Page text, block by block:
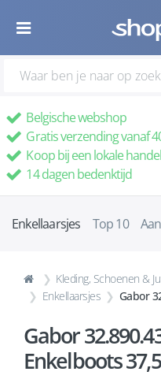
Belgische webshop
Gratis verzending vanaf
Koop bij een lokale
14 dagen bedenktijd
Enkellaarsjes Top 10
Kleding, Schoenen &
Enkellaarsjes
Gabor
Gabor
Enkelboots